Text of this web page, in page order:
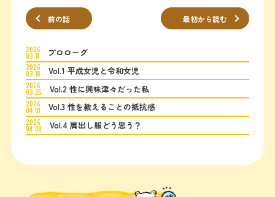
前の話 最初から読む
2026
03.11 プロローグ
2026
03.18 Vol.1 平成女児と令和女児
2026
03.25 Vol.2 性に興味津々だった私
2026
04.01 Vol.3 性を教えることの抵抗感
2026
04.08 Vol.4 肩出し服どう思う？